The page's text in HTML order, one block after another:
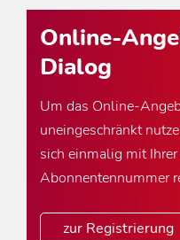
Online-
Dialog
Um das Online-
uneingeschränkt
sich einmalig mit
Abonnentennummer
zur Registrierung